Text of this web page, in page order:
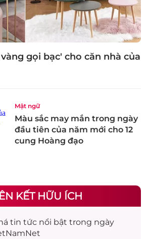
gọi bạc' cho căn nhà của
Mật ngữ
Màu sắc may mắn trong ngày
đầu tiên của năm mới cho 12
cung Hoàng đạo
KẾT HỮU ÍCH
tin tức nổi bật trong ngày